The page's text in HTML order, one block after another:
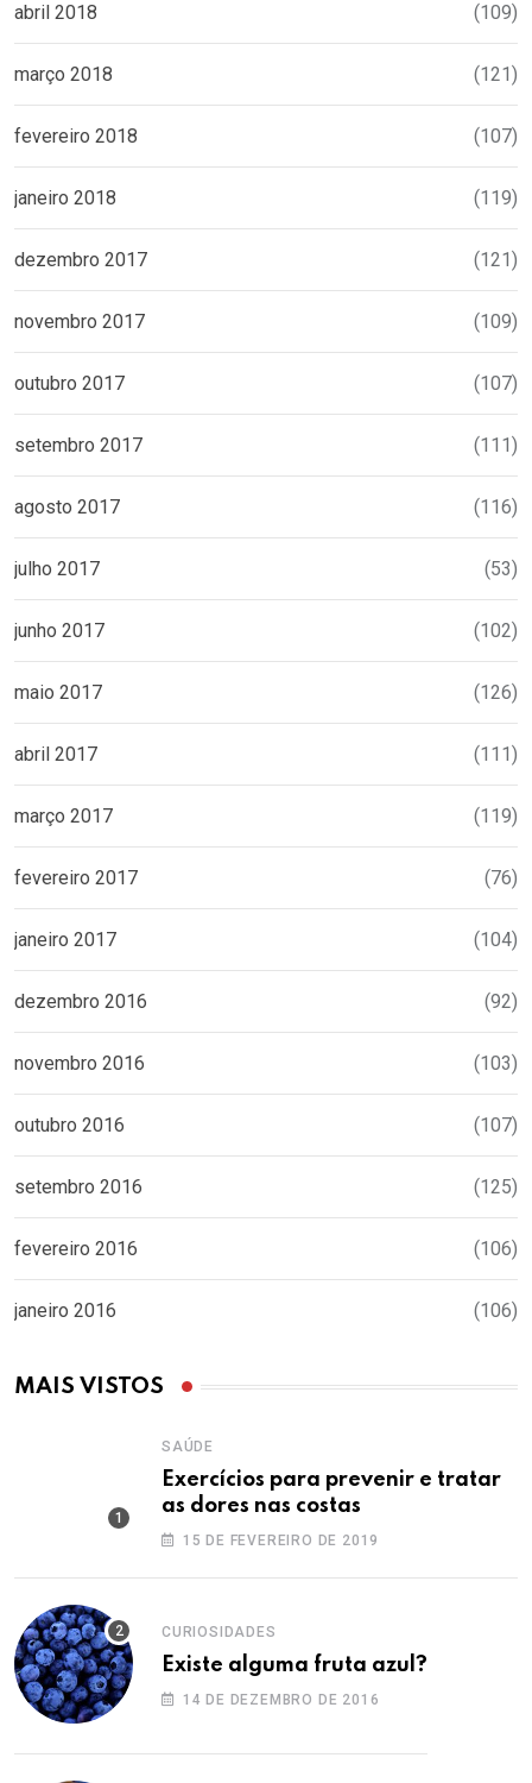
abril 2018 (109)
março 2018 (121)
fevereiro 2018 (107)
janeiro 2018 (119)
dezembro 2017 (121)
novembro 2017 (109)
outubro 2017 (107)
setembro 2017 (111)
agosto 2017 (116)
julho 2017 (53)
junho 2017 (102)
maio 2017 (126)
abril 2017 (111)
março 2017 (119)
fevereiro 2017 (76)
janeiro 2017 (104)
dezembro 2016 (92)
novembro 2016 (103)
outubro 2016 (107)
setembro 2016 (125)
fevereiro 2016 (106)
janeiro 2016 (106)
MAIS VISTOS
SAÚDE
Exercícios para prevenir e tratar
as dores nas costas
15 DE FEVEREIRO DE 2019
CURIOSIDADES
Existe alguma fruta azul?
14 DE DEZEMBRO DE 2016